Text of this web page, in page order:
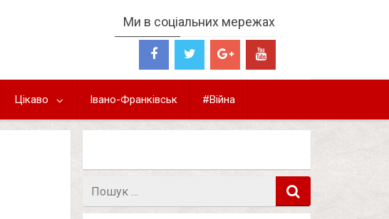
Ми в соціальних мережах
Цікаво Івано-Франківськ #Війна